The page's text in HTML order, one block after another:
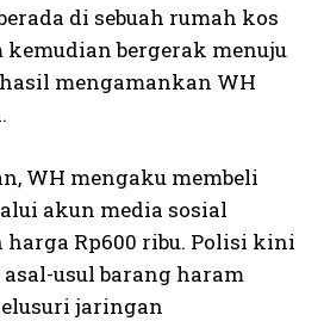
di sebuah rumah kos
kemudian bergerak menuju
mengamankan WH
WH mengaku membeli
akun media sosial
Rp600 ribu. Polisi kini
usul barang haram
jaringan